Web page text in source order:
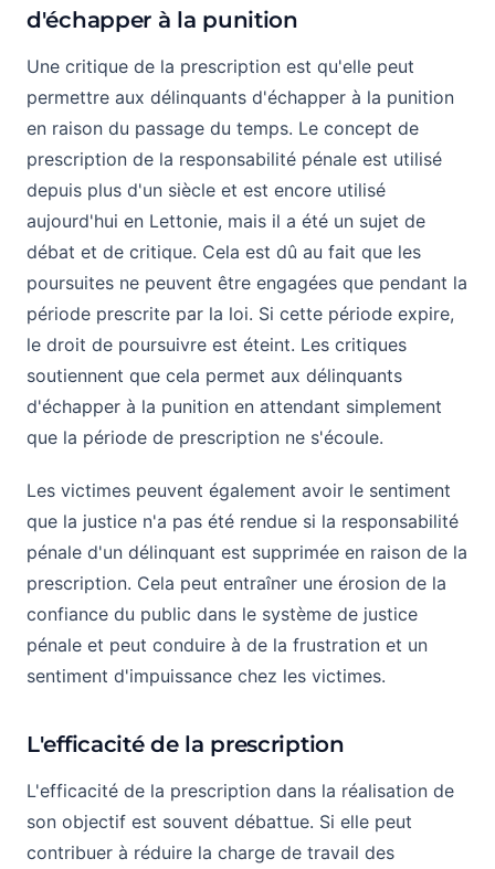
d'échapper à la punition
Une critique de la prescription est qu'elle peut
permettre aux délinquants d'échapper à la punition
en raison du passage du temps. Le concept de
prescription de la responsabilité pénale est utilisé
depuis plus d'un siècle et est encore utilisé
aujourd'hui en Lettonie, mais il a été un sujet de
débat et de critique. Cela est dû au fait que les
poursuites ne peuvent être engagées que pendant la
période prescrite par la loi. Si cette période expire,
le droit de poursuivre est éteint. Les critiques
soutiennent que cela permet aux délinquants
d'échapper à la punition en attendant simplement
que la période de prescription ne s'écoule.
Les victimes peuvent également avoir le sentiment
que la justice n'a pas été rendue si la responsabilité
pénale d'un délinquant est supprimée en raison de la
prescription. Cela peut entraîner une érosion de la
confiance du public dans le système de justice
pénale et peut conduire à de la frustration et un
sentiment d'impuissance chez les victimes.
L'efficacité de la prescription
L'efficacité de la prescription dans la réalisation de
son objectif est souvent débattue. Si elle peut
contribuer à réduire la charge de travail des